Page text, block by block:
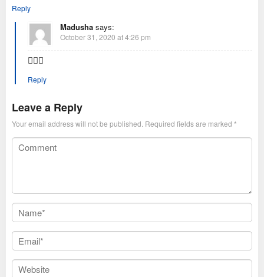
Reply
Madusha says:
October 31, 2020 at 4:26 pm
👍🏻😁
Reply
Leave a Reply
Your email address will not be published. Required fields are marked *